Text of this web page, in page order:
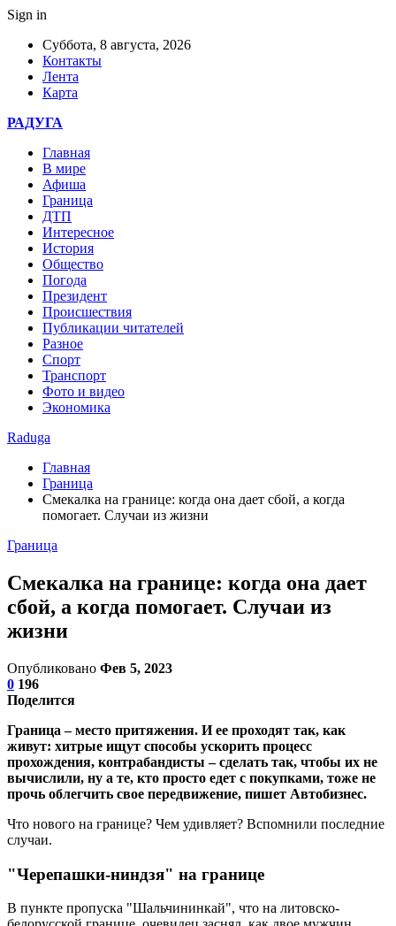
Sign in
Суббота, 8 августа, 2026
Контакты
Лента
Карта
РАДУГА
Главная
В мире
Афиша
Граница
ДТП
Интересное
История
Общество
Погода
Президент
Происшествия
Публикации читателей
Разное
Спорт
Транспорт
Фото и видео
Экономика
Raduga
Главная
Граница
Смекалка на границе: когда она дает сбой, а когда
помогает. Случаи из жизни
Граница
Смекалка на границе: когда она дает
сбой, а когда помогает. Случаи из
жизни
Опубликовано Фев 5, 2023
0 196
Поделится
Граница – место притяжения. И ее проходят так, как
живут: хитрые ищут способы ускорить процесс
прохождения, контрабандисты – сделать так, чтобы их не
вычислили, ну а те, кто просто едет с покупками, тоже не
прочь облегчить свое передвижение, пишет Автобизнес.
Что нового на границе? Чем удивляет? Вспомнили последние
случаи.
"Черепашки-ниндзя" на границе
В пункте пропуска "Шальчининкай", что на литовско-